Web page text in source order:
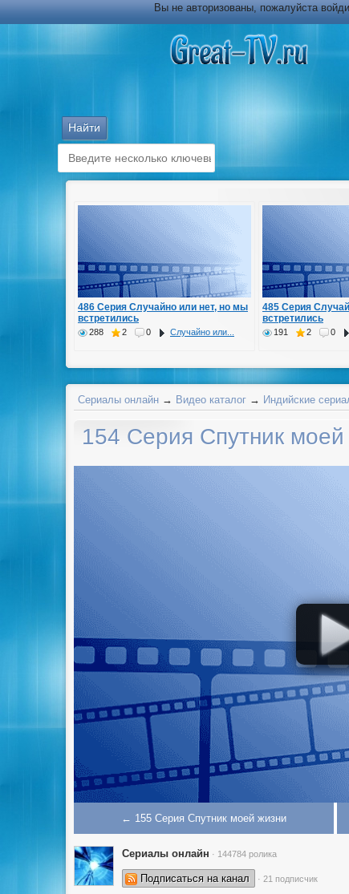
Вы не авторизованы, пожалуйста
486 Серия Случайно или нет, но мы
встретились
288 2 0 Случайно или...
485 Серия
встретились
191 2 0
Сериалы онлайн → Видео каталог → Индийские
154 Серия Спутник моей
← 155 Серия Спутник моей жизни
Сериалы онлайн · 144784 ролика
Подписаться на канал · 21 подписчик